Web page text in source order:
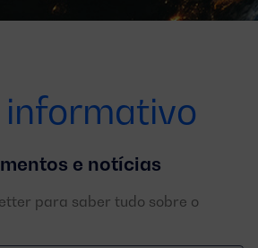
e notícias
para saber tudo sobre o